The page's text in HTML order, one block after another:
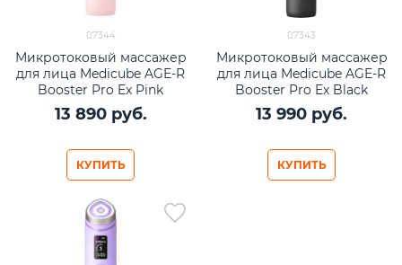
07344
Микротоковый массажер
для лица Medicube AGE-R
Booster Pro Ex Pink
13 890 руб.
КУПИТЬ
07343
Микротоковый массажер
для лица Medicube AGE-R
Booster Pro Ex Black
13 990 руб.
КУПИТЬ